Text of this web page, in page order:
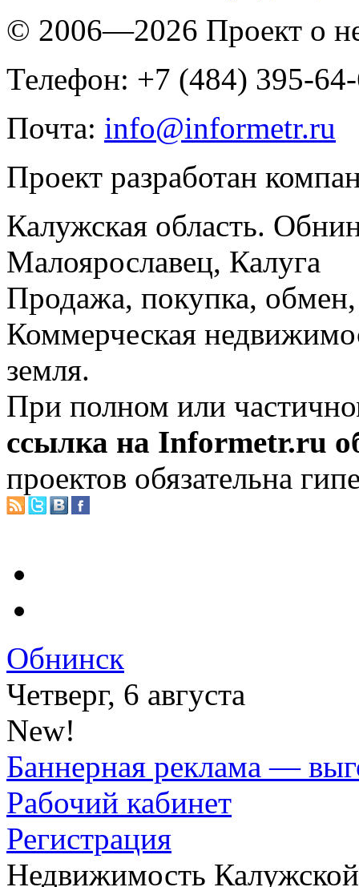
© 2006—2026 Проект о
Телефон: +7 (484) 395-
Почта: info@informetr.ru
Проект разработан
Калужская область.
Малоярославец, Калуга
Продажа, покупка, обмен,
Коммерческая
земля.
При полном или
ссылка на Informetr.ru
проектов обязательна
Обнинск
Четверг, 6 августа
New!
Баннерная реклама —
Рабочий кабинет
Регистрация
Недвижимость